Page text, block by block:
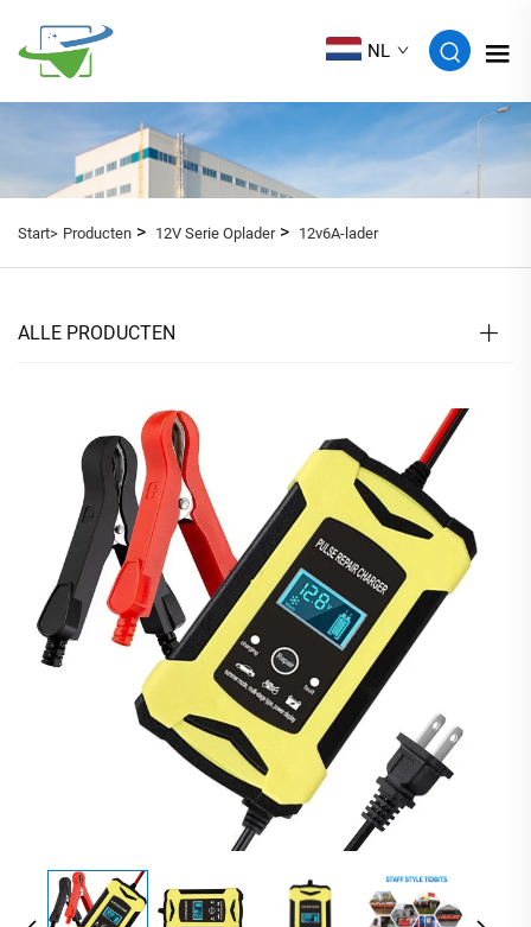
NL
Start> Producten > 12V Serie Oplader> 12v6A-lader
ALLE PRODUCTEN